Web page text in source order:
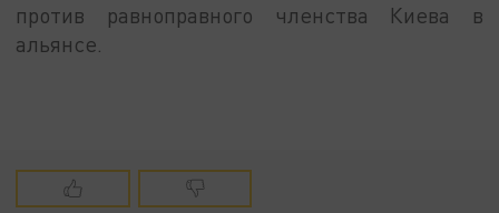
против равноправного членства Киева в
альянсе.